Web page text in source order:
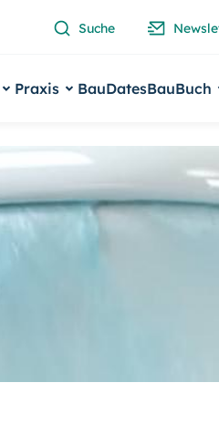
Suche
Praxis BauDatesBauBuch